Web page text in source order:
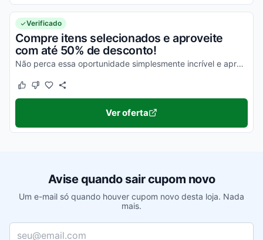
Verificado
Compre itens selecionados e aproveite
com até 50% de desconto!
Não perca essa oportunidade simplesmente incrível e aproveite para economizar!
Este cupom funcionou
Este cupom não funcionou
Ver oferta
Avise quando sair cupom novo
Um e-mail só quando houver cupom novo desta loja. Nada
mais.